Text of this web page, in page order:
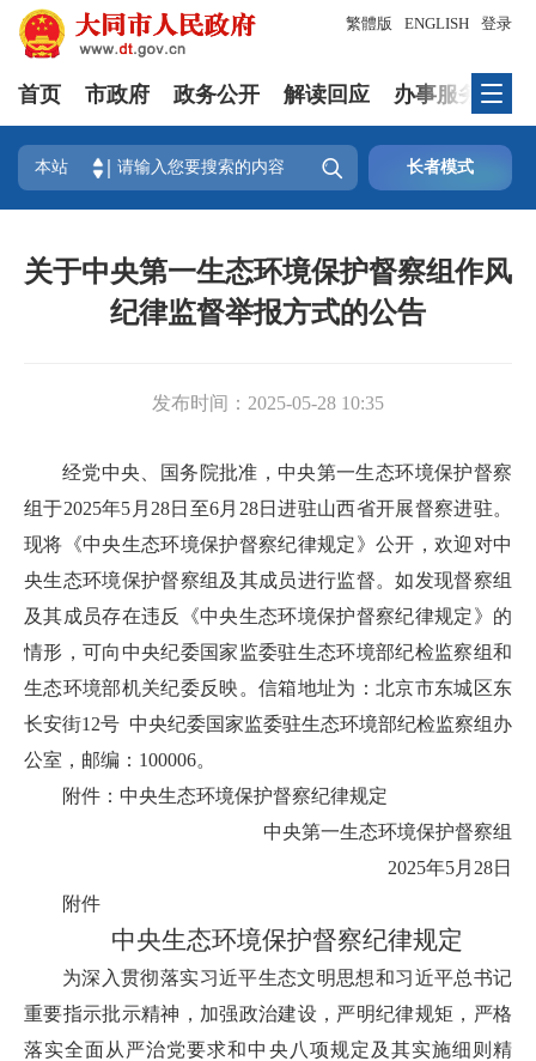
登录
繁體版 ENGLISH
首页 市政府 政务公开 解读回应 办事服务
本站  长者模式
关于中央第一生态环境保护督察组作风
纪律监督举报方式的公告
发布时间： 2025-05-28 10:35
经党中央、国务院批准，中央第一生态环境保护督察
组于2025年5月28日至6月28日进驻山西省开展督察进驻。
现将《中央生态环境保护督察纪律规定》公开，欢迎对中
央生态环境保护督察组及其成员进行监督。如发现督察组
及其成员存在违反《中央生态环境保护督察纪律规定》的
情形，可向中央纪委国家监委驻生态环境部纪检监察组和
生态环境部机关纪委反映。信箱地址为：北京市东城区东
长安街12号 中央纪委国家监委驻生态环境部纪检监察组办
公室，邮编：100006。
附件：中央生态环境保护督察纪律规定
中央第一生态环境保护督察组
2025年5月28日
附件
中央生态环境保护督察纪律规定
为深入贯彻落实习近平生态文明思想和习近平总书记
重要指示批示精神，加强政治建设，严明纪律规矩，严格
落实全面从严治党要求和中央八项规定及其实施细则精